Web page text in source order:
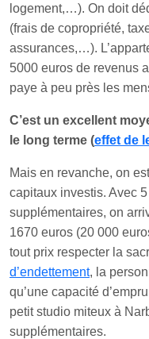
logement,…). On doit
(frais de copropriété,
assurances,…).
5000 euros de revenus
paye à peu près les
C’est un excellent
le long terme (effet de
Mais en revanche, on
capitaux investis. Avec
supplémentaires, on
1670 euros (20 000
tout prix respecter la
d’endettement, la
qu’une capacité
petit studio miteux à
supplémentaires.